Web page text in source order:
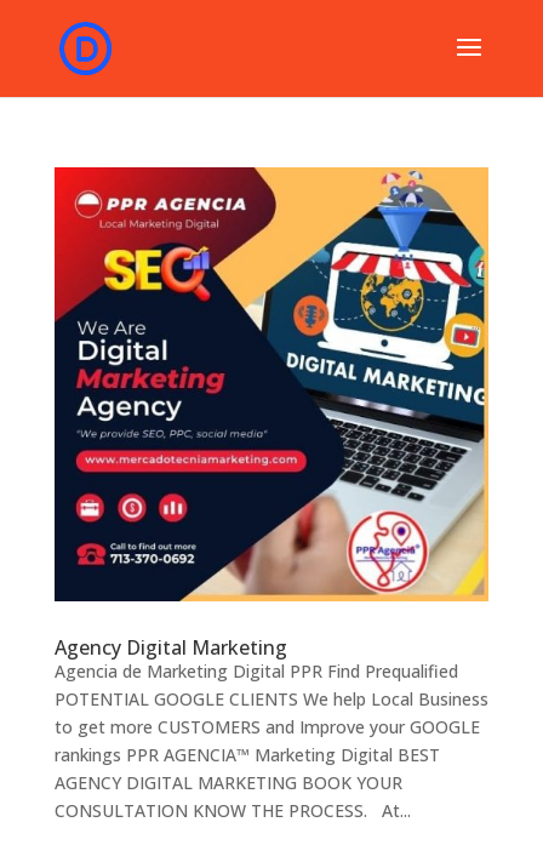
Agency Digital Marketing
Agencia de Marketing Digital PPR Find Prequalified
POTENTIAL GOOGLE CLIENTS We help Local Business
to get more CUSTOMERS and Improve your GOOGLE
rankings PPR AGENCIA™ Marketing Digital BEST
AGENCY DIGITAL MARKETING BOOK YOUR
CONSULTATION KNOW THE PROCESS. At...